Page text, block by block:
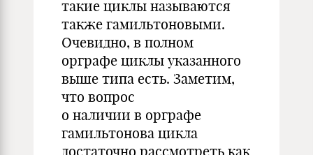
такие циклы называются
также гамильтоновыми.
Очевидно, в полном
орграфе циклы указанного
выше типа есть. Заметим,
что вопрос
о наличии в орграфе
гамильтонова цикла
достаточно рассмотреть как